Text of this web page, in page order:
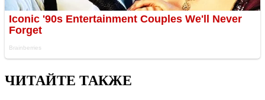
ЧИТАЙТЕ ТАКЖЕ